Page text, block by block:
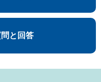
と回答